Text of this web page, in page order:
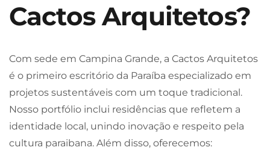
Cactos Arquitetos?
Com sede em Campina Grande, a Cactos Arquitetos
é o primeiro escritório da Paraíba especializado em
projetos sustentáveis com um toque tradicional.
Nosso portfólio inclui residências que refletem a
identidade local, unindo inovação e respeito pela
cultura paraibana. Além disso, oferecemos: